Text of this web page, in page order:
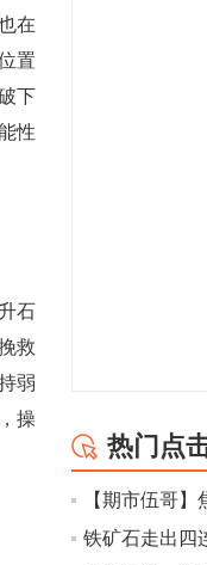
在
置
下
性
石
救
弱
操
幅扩大至
10:43
【行情】芝
月玉米期货
热门点
【期市伍哥
铁矿石走出四